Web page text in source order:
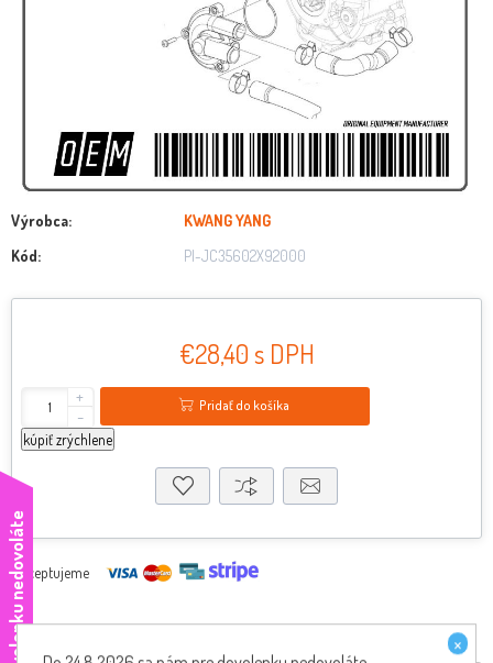
Výrobca:
KWANG YANG
Kód:
PI-JC35602X92000
€28,40 s DPH
+
-
Pridať do košíka
kúpiť zrýchlene
Akceptujeme
×